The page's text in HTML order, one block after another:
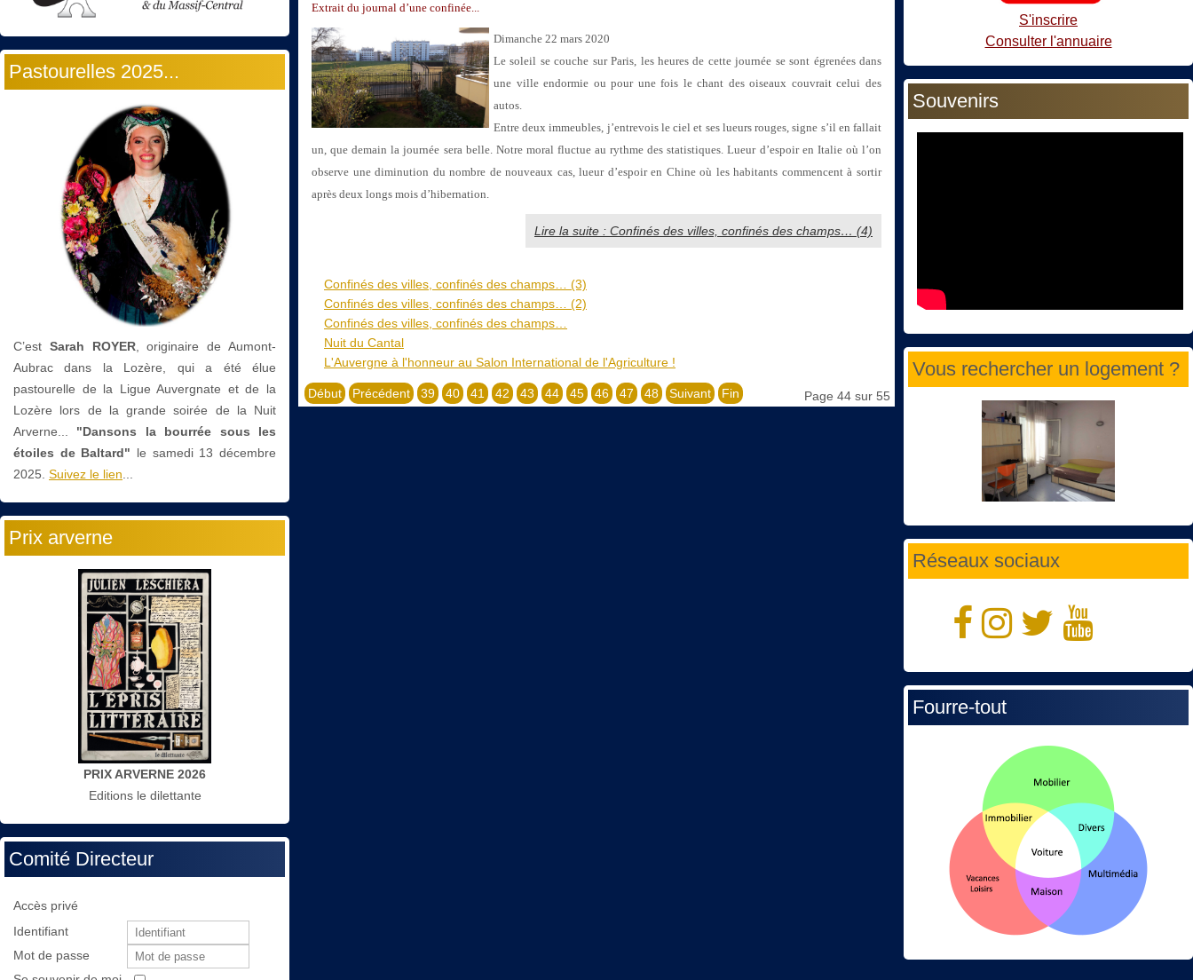
Pastourelles 2025...
C’est Sarah ROYER, originaire de Aumont-
Aubrac dans la Lozère, qui a été élue
pastourelle de la Ligue Auvergnate et de la
Lozère lors de la grande soirée de la Nuit
Arverne...
"Dansons la bourrée sous les
étoiles de Baltard" le samedi 13 décembre
2025. Suivez le lien
Prix arverne
PRIX ARVERNE 2026
Editions le dilettante
Comité Directeur
Accès privé
Identifiant
Mot de passe
Extrait du journal d’une confinée...
Dimanche 22 mars 2020
Le soleil se couche sur Paris, les heures de cette journée se sont égrenées dans
une ville endormie ou pour une fois le chant des oiseaux couvrait celui des
autos.
Entre deux immeubles, j’entrevois le ciel et ses lueurs rouges, signe s’il en fallait
un, que demain la journée sera belle. Notre moral fluctue au rythme des statistiques. Lueur d’espoir en Italie où l’on
observe une diminution du nombre de nouveaux cas, lueur d’espoir en Chine où les habitants commencent à sortir
après deux longs mois d’hibernation.
Lire la suite : Confinés des villes, confinés des champs… (4)
Confinés des villes, confinés des champs… (3)
Confinés des villes, confinés des champs… (2)
Confinés des villes, confinés des champs…
Nuit du Cantal
L'Auvergne à l'honneur au Salon International de l'Agriculture !
Page 44 sur 55
Début Précédent 39 40 41 42 43 44 45 46 47 48 Suivant Fin
S'inscrire
Consulter l'annuaire
Souvenirs
Vous rechercher un logement ?
Réseaux sociaux
Fourre-tout